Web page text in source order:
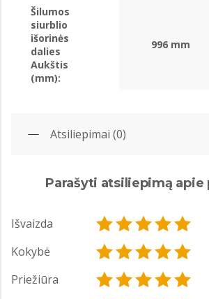
Šilumos
siurblio
išorinės
dalies
Aukštis
(mm):
996 mm
Atsiliepimai (0)
Parašyti atsiliepimą apie
Išvaizda
Kokybė
Priežiūra